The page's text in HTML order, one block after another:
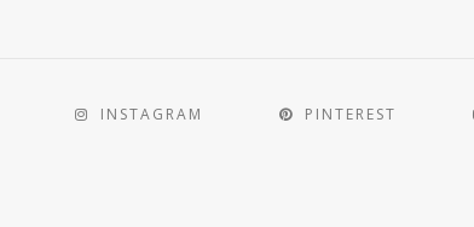
INSTAGRAM PINTEREST